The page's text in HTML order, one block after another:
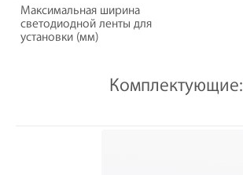
Максимальная ширина
светодиодной ленты для
установки (мм)
Комплектующие: